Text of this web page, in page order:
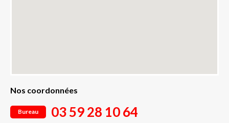
Nos coordonnées
Bureau 03 59 28 10 64